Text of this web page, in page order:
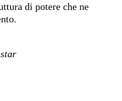
di potere che ne